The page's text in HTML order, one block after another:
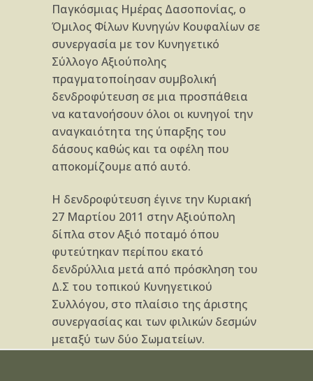
Παγκόσμιας Ημέρας Δασοπονίας, ο
Όμιλος Φίλων Κυνηγών Κουφαλίων σε
συνεργασία με τον Κυνηγετικό
Σύλλογο Αξιούπολης
πραγματοποίησαν συμβολική
δενδροφύτευση σε μια προσπάθεια
να κατανοήσουν όλοι οι κυνηγοί την
αναγκαιότητα της ύπαρξης του
δάσους καθώς και τα οφέλη που
αποκομίζουμε από αυτό.
Η δενδροφύτευση έγινε την Κυριακή
27 Μαρτίου 2011 στην Αξιούπολη
δίπλα στον Αξιό ποταμό όπου
φυτεύτηκαν περίπου εκατό
δενδρύλλια μετά από πρόσκληση του
Δ.Σ του τοπικού Κυνηγετικού
Συλλόγου, στο πλαίσιο της άριστης
συνεργασίας και των φιλικών δεσμών
μεταξύ των δύο Σωματείων.